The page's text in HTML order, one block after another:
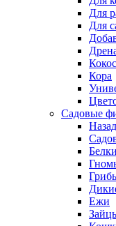
Для
Для
Кора
Садовые
Назад
Белки
Ежи